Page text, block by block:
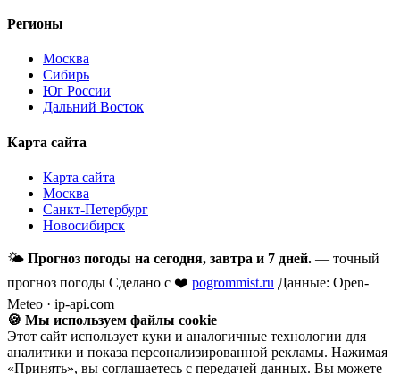
Регионы
Москва
Сибирь
Юг России
Дальний Восток
Карта сайта
Карта сайта
Москва
Санкт-Петербург
Новосибирск
🌤 Прогноз погоды на сегодня, завтра и 7 дней. — точный
прогноз погоды Сделано с ❤️ pogrommist.ru Данные: Open-
Meteo · ip-api.com
🍪 Мы используем файлы cookie
Этот сайт использует куки и аналогичные технологии для
аналитики и показа персонализированной рекламы. Нажимая
«Принять», вы соглашаетесь с передачей данных. Вы можете